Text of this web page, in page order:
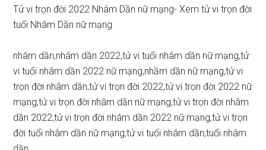
Tử vi trọn đời 2022 Nhâm Dần nữ mạng- Xem tử vi trọn đời
tuổi Nhâm Dần nữ mạng
nhâm dần,nhâm dần 2022,tử vi tuổi nhâm dần nữ mạng,tử
vi tuổi nhâm dần 2022 nữ mạng,nhầm dần nữ mạng,tử vi
trọn đời nhâm dần,tử vi trọn đời 2022,tử vi trọn đời 2022 nữ
mạng,tử vi trọn đời nhâm dần nữ mạng,tử vi trọn đời nhâm
dần 2022,tử vi trọn đời nhâm dần 2022 nữ mạng,tử vi trọn
đời tuổi nhâm dần nữ mạng,tử vi tuổi nhâm dần,tuổi nhâm